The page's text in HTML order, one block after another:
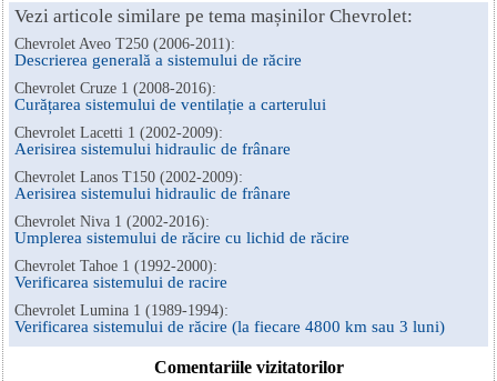
Vezi articole similare pe tema mașinilor Chevrolet:
Chevrolet Aveo T250 (2006-2011):
Descrierea generală a sistemului de răcire
Chevrolet Cruze 1 (2008-2016):
Curățarea sistemului de ventilație a carterului
Chevrolet Lacetti 1 (2002-2009):
Aerisirea sistemului hidraulic de frânare
Chevrolet Lanos T150 (2002-2009):
Aerisirea sistemului hidraulic de frânare
Chevrolet Niva 1 (2002-2016):
Umplerea sistemului de răcire cu lichid de răcire
Chevrolet Tahoe 1 (1992-2000):
Verificarea sistemului de racire
Chevrolet Lumina 1 (1989-1994):
Verificarea sistemului de răcire (la fiecare 4800 km sau 3 luni)
Comentariile vizitatorilor